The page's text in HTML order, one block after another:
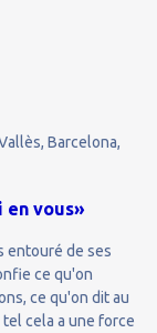
Barcelona,
en vous»
entouré de ses
ce qu'on
ce qu'on dit au
cela a une force